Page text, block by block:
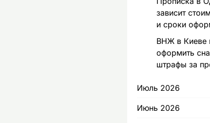
зависит
и сроки
ВНЖ в Киеве
оформить
штрафы за
Июль 2026
Июнь 2026